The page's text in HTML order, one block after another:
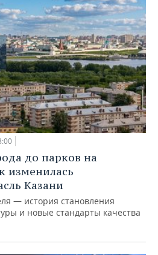
до парков на
изменилась
Казани
— история становления
и новые стандарты качества